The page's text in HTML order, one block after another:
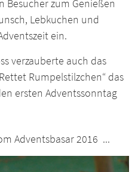
Besucher zum Genießen
Lebkuchen und
ein.
verzauberte auch das
Rumpelstilzchen“ das
ersten Adventssonntag
Adventsbasar 2016 ...